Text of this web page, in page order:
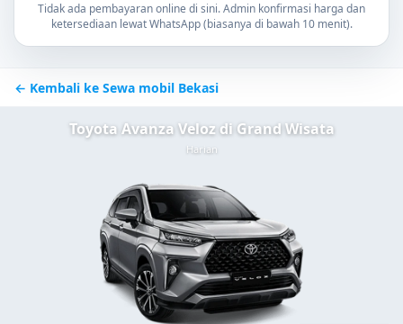
Tidak ada pembayaran online di sini. Admin konfirmasi harga dan
ketersediaan lewat WhatsApp (biasanya di bawah 10 menit).
← Kembali ke Sewa mobil Bekasi
Toyota Avanza Veloz di Grand Wisata
Harian